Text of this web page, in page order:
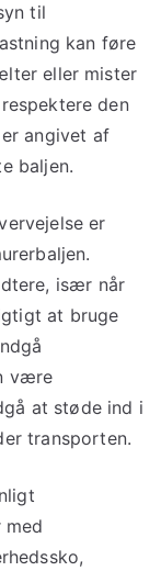
til
kan føre
eller mister
den
angivet af
baljen.
er
især når
at bruge
være
at støde ind i
transporten.
med